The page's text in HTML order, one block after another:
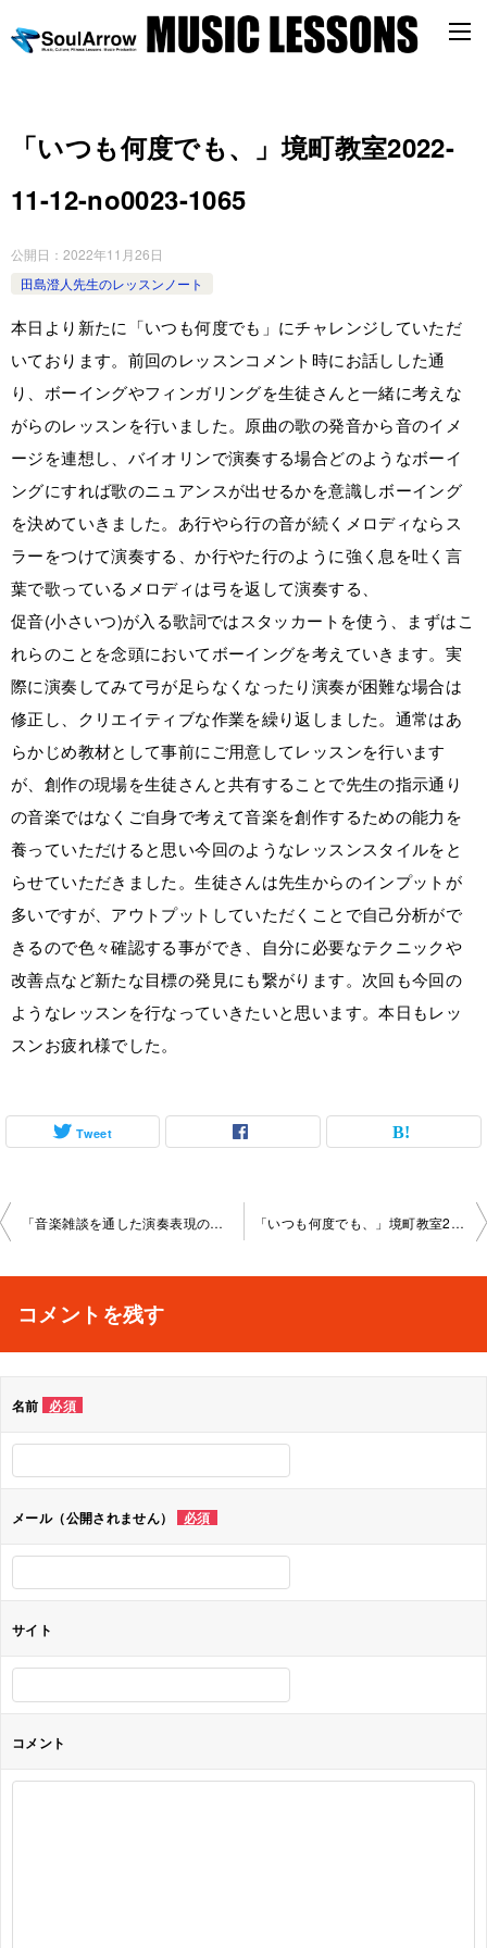
「いつも何度でも、」境町教室2022-
11-12-­no0023-­1065
公開日： 2022年11月26日
田島澄人先生のレッスンノート
本日より新たに「いつも何度でも」にチャレンジしていただ
いております。前回のレッスンコメント時にお話しした通
り、ボーイングやフィンガリングを生徒さんと一緒に考えな
がらのレッスンを行いました。原曲の歌の発音から音のイメ
ージを連想し、バイオリンで演奏する場合どのようなボーイ
ングにすれば歌のニュアンスが出せるかを意識しボーイング
を決めていきました。あ行やら行の音が続くメロディならス
ラーをつけて演奏する、か行やた行のように強く息を吐く言
葉で歌っているメロディは弓を返して演奏する、
促音(小さいつ)が入る歌詞ではスタッカートを使う、まずはこ
れらのことを念頭においてボーイングを考えていきます。実
際に演奏してみて弓が足らなくなったり演奏が困難な場合は
修正し、クリエイティブな作業を繰り返しました。通常はあ
らかじめ教材として事前にご用意してレッスンを行います
が、創作の現場を生徒さんと共有することで先生の指示通り
の音楽ではなくご自身で考えて音楽を創作するための能力を
養っていただけると思い今回のようなレッスンスタイルをと
らせていただきました。生徒さんは先生からのインプットが
多いですが、アウトプットしていただくことで自己分析がで
きるので色々確認する事ができ、自分に必要なテクニックや
改善点など新たな目標の発見にも繋がります。次回も今回の
ようなレッスンを行なっていきたいと思います。本日もレッ
スンお疲れ様でした。
Tweet
投
ビ
シ
ョ
ン
「音楽雑談を通した演奏表現のお話、ビブラート体験、」境町教室 2022-10-29-­no0023-­1065 「いつも何度でも、」境町教室2022-11-26-­no0023-­1065
コメントを残す
名前 必須
メール（公開されません） 必須
サイト
コメント